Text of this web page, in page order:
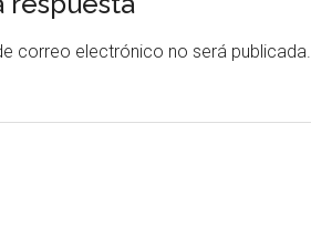
correo electrónico no será publicada.